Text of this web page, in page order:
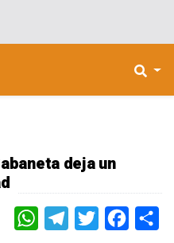
deja un
WHATSAPPTELEGRAMTWITTER